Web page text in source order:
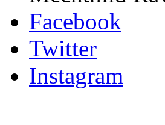
Facebook
Twitter
Instagram